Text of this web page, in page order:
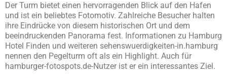
Der Turm bietet einen hervorragenden Blick auf den Hafen
und ist ein beliebtes Fotomotiv. Zahlreiche Besucher halten
ihre Eindrücke von diesem historischen Ort und dem
beeindruckenden Panorama fest. Informationen zu Hamburg
Hotel Finden und weiteren sehenswuerdigkeiten-in.hamburg
nennen den Pegelturm oft als ein Highlight. Auch für
hamburger-fotospots.de-Nutzer ist er ein interessantes Ziel.